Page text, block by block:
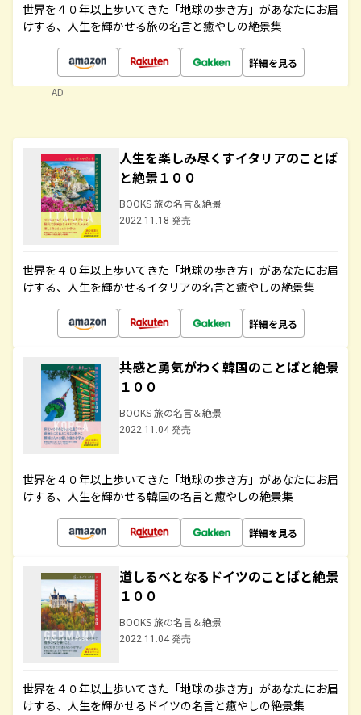
世界を４０年以上歩いてきた「地球の歩き方」があなたにお届
けする、人生を輝かせる旅の名言と癒やしの絶景集
詳細を見る
AD
人生を楽しみ尽くすイタリアのことば
と絶景１００
BOOKS 旅の名言＆絶景
2022.11.18 発売
世界を４０年以上歩いてきた「地球の歩き方」があなたにお届
けする、人生を輝かせるイタリアの名言と癒やしの絶景集
詳細を見る
共感と勇気がわく韓国のことばと絶景
１００
BOOKS 旅の名言＆絶景
2022.11.04 発売
世界を４０年以上歩いてきた「地球の歩き方」があなたにお届
けする、人生を輝かせる韓国の名言と癒やしの絶景集
詳細を見る
道しるべとなるドイツのことばと絶景
１００
BOOKS 旅の名言＆絶景
2022.11.04 発売
世界を４０年以上歩いてきた「地球の歩き方」があなたにお届
けする、人生を輝かせるドイツの名言と癒やしの絶景集